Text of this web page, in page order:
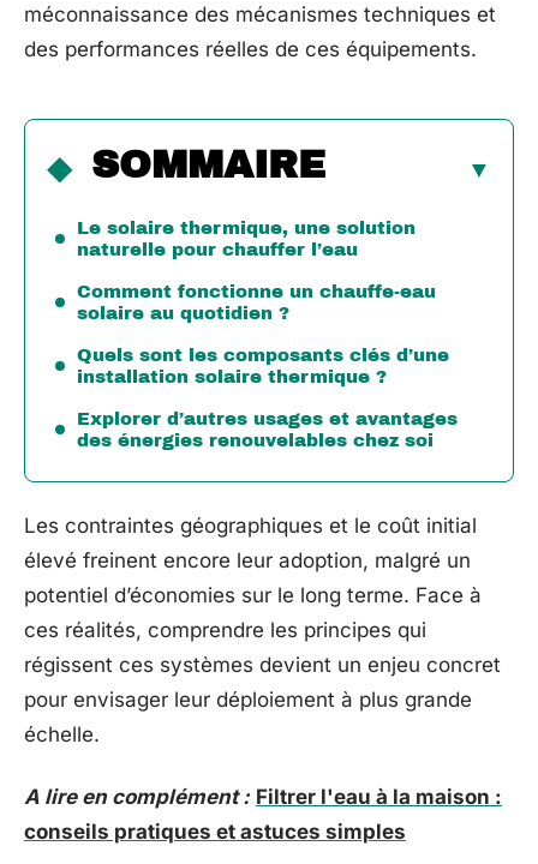
méconnaissance des mécanismes techniques et
des performances réelles de ces équipements.
SOMMAIRE
Le solaire thermique, une solution
naturelle pour chauffer l’eau
Comment fonctionne un chauffe-eau
solaire au quotidien ?
Quels sont les composants clés d’une
installation solaire thermique ?
Explorer d’autres usages et avantages
des énergies renouvelables chez soi
Les contraintes géographiques et le coût initial
élevé freinent encore leur adoption, malgré un
potentiel d’économies sur le long terme. Face à
ces réalités, comprendre les principes qui
régissent ces systèmes devient un enjeu concret
pour envisager leur déploiement à plus grande
échelle.
A lire en complément : Filtrer l'eau à la maison :
conseils pratiques et astuces simples